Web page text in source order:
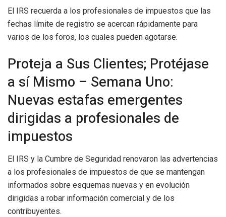
El IRS recuerda a los profesionales de impuestos que las
fechas límite de registro se acercan rápidamente para
varios de los foros, los cuales pueden agotarse.
Proteja a Sus Clientes; Protéjase
a sí Mismo – Semana Uno:
Nuevas estafas emergentes
dirigidas a profesionales de
impuestos
El IRS y la Cumbre de Seguridad renovaron las advertencias
a los profesionales de impuestos de que se mantengan
informados sobre esquemas nuevas y en evolución
dirigidas a robar información comercial y de los
contribuyentes.